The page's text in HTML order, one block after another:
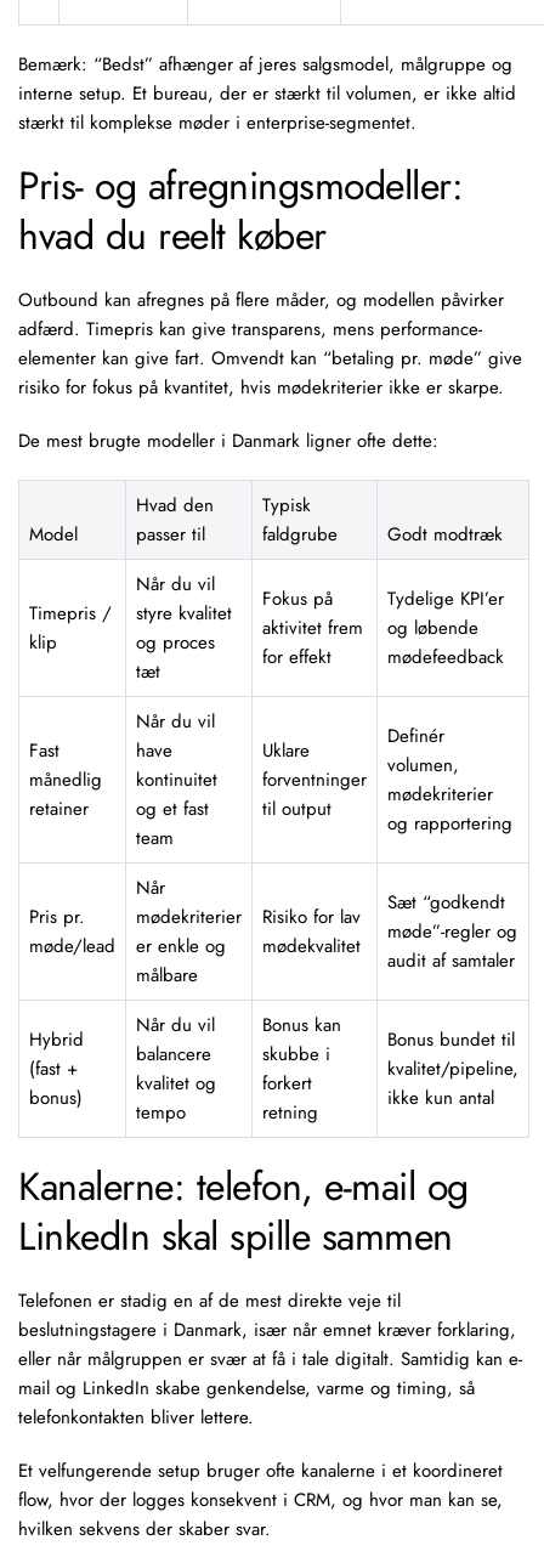
Bemærk: “Bedst” afhænger af jeres salgsmodel, målgruppe og
interne setup. Et bureau, der er stærkt til volumen, er ikke altid
stærkt til komplekse møder i enterprise-segmentet.
Pris- og afregningsmodeller:
hvad du reelt køber
Outbound kan afregnes på flere måder, og modellen påvirker
adfærd. Timepris kan give transparens, mens performance-
elementer kan give fart. Omvendt kan “betaling pr. møde” give
risiko for fokus på kvantitet, hvis mødekriterier ikke er skarpe.
De mest brugte modeller i Danmark ligner ofte dette:
Model
Hvad den
passer til
Typisk
faldgrube
Godt modtræk
Timepris /
klip
Når du vil
styre kvalitet
og proces
tæt
Fokus på
aktivitet frem
for effekt
Tydelige KPI’er
og løbende
mødefeedback
Fast
månedlig
retainer
Når du vil
have
kontinuitet
og et fast
team
Uklare
forventninger
til output
Definér
volumen,
mødekriterier
og rapportering
Pris pr.
møde/lead
Når
mødekriterier
er enkle og
målbare
Risiko for lav
mødekvalitet
Sæt “godkendt
møde”-regler og
audit af samtaler
Hybrid
(fast +
bonus)
Når du vil
balancere
kvalitet og
tempo
Bonus kan
skubbe i
forkert
retning
Bonus bundet til
kvalitet/pipeline,
ikke kun antal
Kanalerne: telefon, e-mail og
LinkedIn skal spille sammen
Telefonen er stadig en af de mest direkte veje til
beslutningstagere i Danmark, især når emnet kræver forklaring,
eller når målgruppen er svær at få i tale digitalt. Samtidig kan e-
mail og LinkedIn skabe genkendelse, varme og timing, så
telefonkontakten bliver lettere.
Et velfungerende setup bruger ofte kanalerne i et koordineret
flow, hvor der logges konsekvent i CRM, og hvor man kan se,
hvilken sekvens der skaber svar.